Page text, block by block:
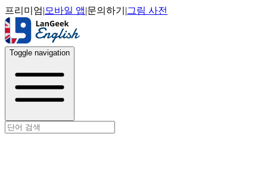
프리미엄| 모바일 앱|문의하기 |그림 사전
Toggle navigation